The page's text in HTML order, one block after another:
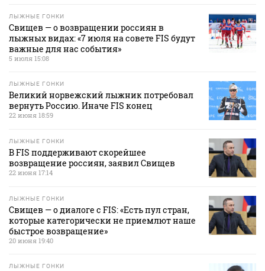
ЛЫЖНЫЕ ГОНКИ
Свищев — о возвращении россиян в
лыжных видах: «7 июля на совете FIS будут
важные для нас события»
5 июля 15:08
ЛЫЖНЫЕ ГОНКИ
Великий норвежский лыжник потребовал
вернуть Россию. Иначе FIS конец
22 июня 18:59
ЛЫЖНЫЕ ГОНКИ
В FIS поддерживают скорейшее
возвращение россиян, заявил Свищев
22 июня 17:14
ЛЫЖНЫЕ ГОНКИ
Свищев — о диалоге с FIS: «Есть пул стран,
которые категорически не приемлют наше
быстрое возвращение»
20 июня 19:40
ЛЫЖНЫЕ ГОНКИ